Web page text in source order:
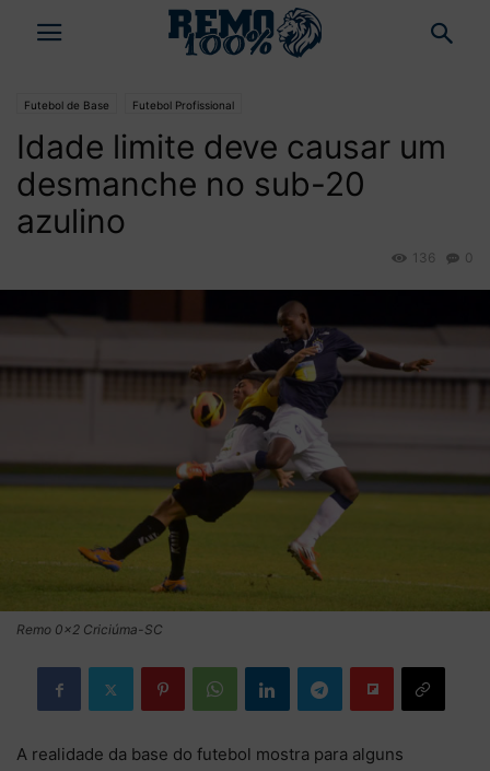
Futebol de Base Futebol Profissional
Idade limite deve causar um
desmanche no sub-20
azulino
0
136
Remo 0x2 Criciúma-SC
A realidade da base do futebol mostra para alguns